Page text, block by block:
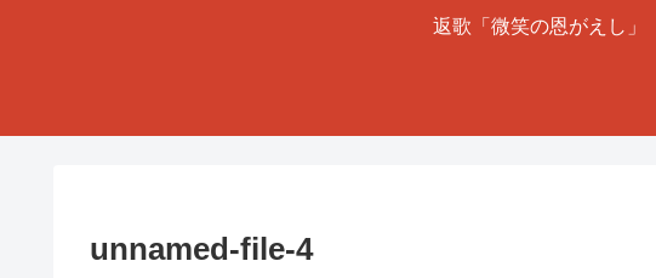
返歌「微笑の恩がえし」
unnamed-file-4